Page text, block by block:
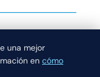
una mejor
en cómo